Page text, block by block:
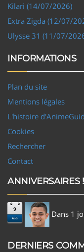
Kilari (14/07/2026)
Extra Zigda (12/07/
Ulysse 31 (11/07/
INFORMATIONS
Plan du site
Mentions légales
L'histoire
Cookies
Rechercher
Contact
ANNIVERSAIRES !
9
Aoû Dans 1
DERNIERS